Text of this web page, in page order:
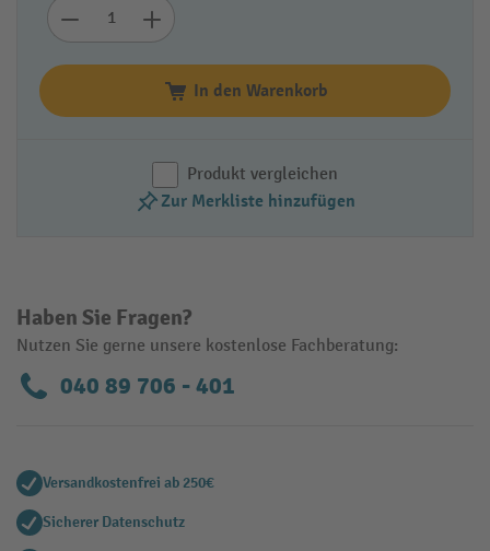
In den Warenkorb
Produkt vergleichen
Zur Merkliste hinzufügen
Haben Sie Fragen?
Nutzen Sie gerne unsere kostenlose Fachberatung:
040 89 706 - 401
Versandkostenfrei ab 250€
Sicherer Datenschutz